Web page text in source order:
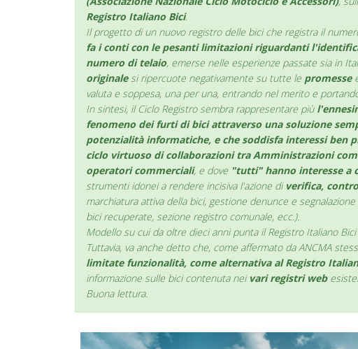
Registro Italiano Bici.
Il progetto di un nuovo registro delle bici che registra il
fa i conti con le pesanti limitazioni riguardanti
numero di telaio, emerse nelle esperienze passate sia in
originalesi ripercuote negativamente su tutte le promesse
valuta e soppesa, una per una, entrando nel merito e
In sintesi, il Ciclo Registro sembra rappresentare più
fenomeno dei furti di bici attraverso una soluzione
potenzialità informatiche, e che soddisfa interessi ben
ciclo virtuoso di collaborazioni tra Amministrazioni
operatori commerciali, e dove "tutti" hanno interesse a
strumenti idonei a rendere incisiva l'azione di verifica,
marchiatura attiva della bici, gestione denunce e
bici recuperate, sezione registro comunale, ecc.).
Modello su cui da oltre dieci anni punta il Registro Italiano
Tuttavia, va anche detto che, come affermato da ANCMA
limitate funzionalità, come alternativa al Registro
informazione sulle bici contenuta nei vari registri web
Buona lettura.